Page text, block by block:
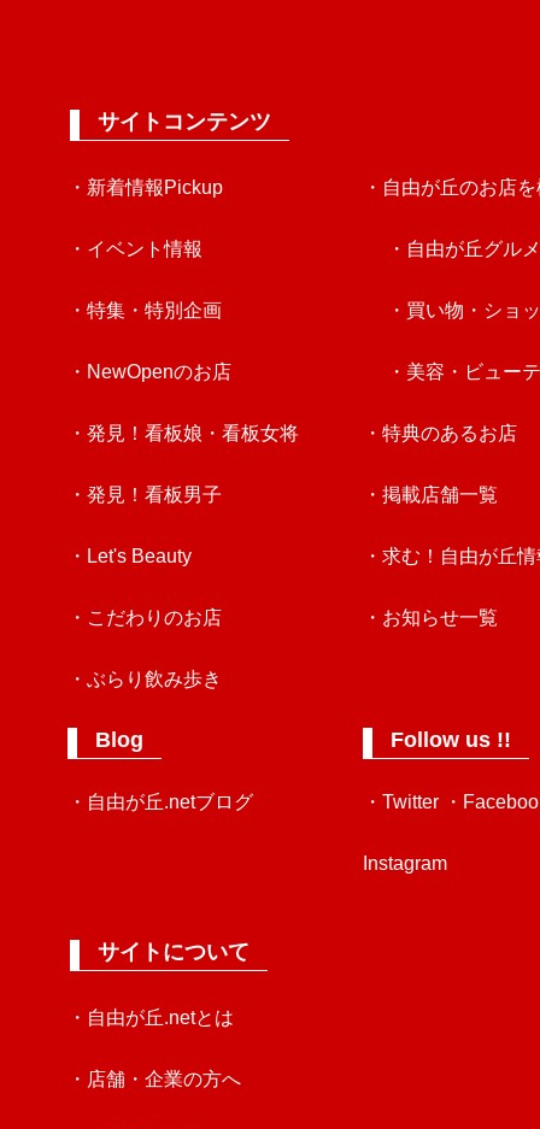
サイトコンテンツ
・新着情報Pickup
・イベント情報
・特集・特別企画
・NewOpenのお店
・発見！看板娘・看板女将
・発見！看板男子
・Let's Beauty
・こだわりのお店
・ぶらり飲み歩き
Blog
・自由が丘.netブログ
・自由が丘のお店
・自由が丘グルメ
・買い物・ショ
・美容・ビュー
・特典のあるお店
・掲載店舗一覧
・求む！自由が丘
・お知らせ一覧
Follow us !!
・Twitter ・
Instagram
サイトについて
・自由が丘.netとは
・店舗・企業の方へ